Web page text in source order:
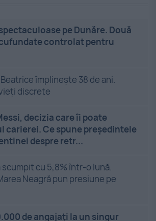
pe Dunăre. Două
controlat pentru
împlinește 38 de ani.
discrete
decizia care îi poate
carierei. Ce spune președintele
despre retr...
scumpit cu 5,8% într-o lună.
Neagră pun presiune pe
de angajați la un singur